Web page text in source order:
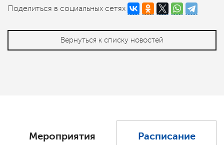
Поделиться в социальных сетях
Вернуться к списку новостей
Мероприятия Расписание